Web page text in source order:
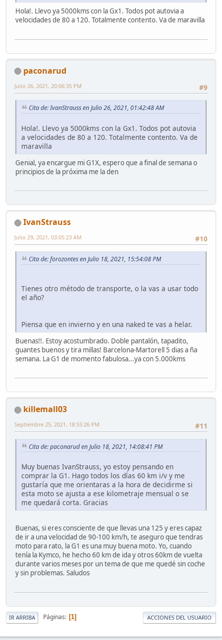
Hola!. Llevo ya 5000kms con la Gx1. Todos pot autovia a
velocidades de 80 a 120. Totalmente contento. Va de maravilla
paconarud
#9
Julio 26, 2021, 20:06:35 PM
Cita de: IvanStrauss en Julio 26, 2021, 01:42:48 AM
Hola!. Llevo ya 5000kms con la Gx1. Todos pot autovia
a velocidades de 80 a 120. Totalmente contento. Va de
maravilla
Genial, ya encargue mi G1X, espero que a final de semana o
principios de la próxima me la den
IvanStrauss
#10
Julio 29, 2021, 03:05:23 AM
Cita de: forozontes en Julio 18, 2021, 15:54:08 PM
Tienes otro método de transporte, o la vas a usar todo
el año?
Piensa que en invierno y en una naked te vas a helar.
Buenas!!. Estoy acostumbrado. Doble pantalón, tapadito,
guantes buenos y tira millas! Barcelona-Martorell 5 dias a ña
semana. La G1 de momento fabulosa...ya con 5.000kms
killemall03
#11
Septiembre 25, 2021, 18:55:26 PM
Cita de: paconarud en Julio 18, 2021, 14:08:41 PM
Muy buenas IvanStrauss, yo estoy pensando en
comprar la G1. Hago todos los días 60 km i/v y me
gustaría que me orientaras a la hora de decidirme si
esta moto se ajusta a ese kilometraje mensual o se
me quedará corta. Gracias
Buenas, si eres consciente de que llevas una 125 y eres capaz
de ir a una velocidad de 90-100 km/h, te aseguro que tendras
moto para rato, la G1 es una muy buena moto. Yo, cuando
tenía la Kymco, he hecho 60 km de ida y otros 60km de vuelta
durante varios meses por un tema de que me quedé sin coche
y sin problemas. Saludos
IR ARRIBA Páginas 1 ACCIONES DEL USUARIO